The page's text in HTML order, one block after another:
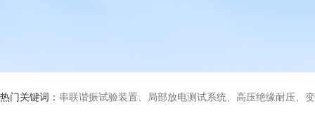
热门关键词： 串联谐振试验装置、局部放电测试系统、高压绝缘耐压、变